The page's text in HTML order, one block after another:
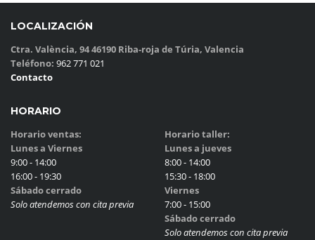
LOCALIZACIÓN
Ctra. València, 94 46190 Riba-roja de Túria, Valencia
Teléfono: 962 771 021
Contacto
HORARIO
Horario ventas:
Lunes a Viernes
9:00 - 14:00
16:00 - 19:30
Sábado cerrado
Solo atendemos con cita previa
Horario taller:
Lunes a jueves
8:00 - 14:00
15:30 - 18:00
Viernes
7:00 - 15:00
Sábado cerrado
Solo atendemos con cita previa